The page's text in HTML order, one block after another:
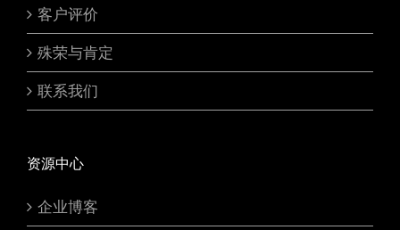
客户评价
殊荣与肯定
联系我们
资源中心
企业博客